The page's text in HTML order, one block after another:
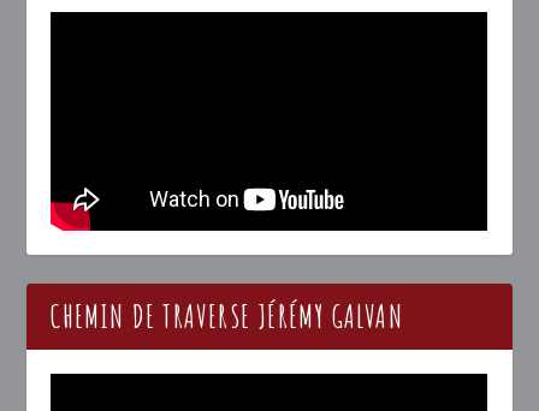
CHEMIN DE TRAVERSE JÉRÉMY GALVAN